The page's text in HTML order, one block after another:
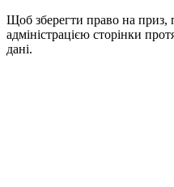
Щоб зберегти право на приз,
адміністрацією сторінки
дані.